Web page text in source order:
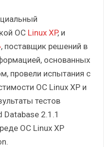
ОС Linux XP, и
, поставщик решений в
основанных
провели испытания с
OC Linux XP и
тестов
Database 2.1.1
ОС Linux XP